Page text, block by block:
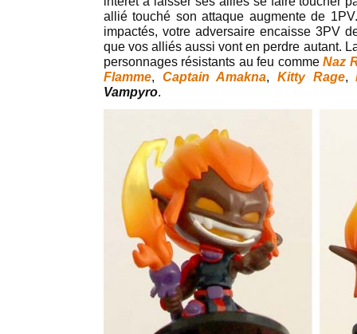
allié touché son attaque augmente de
impactés, votre adversaire encaisse 3PV
que vos alliés aussi vont en perdre autant.
personnages résistants au feu commeNaz
Flamme, Captain Amakna,Kitty Rage,
Vampyro.